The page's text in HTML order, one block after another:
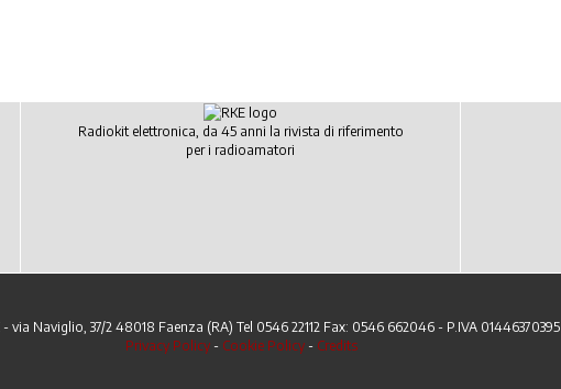
Radiokit elettronica, da 45 anni la rivista di riferimento
per i radioamatori
via Naviglio, 37/2 48018 Faenza (RA) Tel 0546 22112 Fax: 0546 662046 - P.IVA 01446370395
Privacy Policy- Cookie Policy- Credits